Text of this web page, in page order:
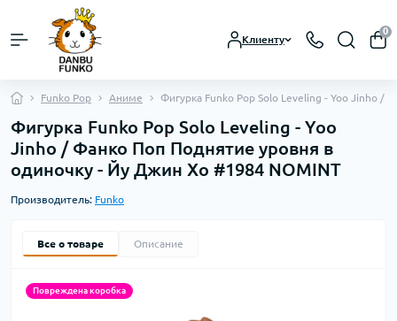
Клиенту
0
Funko Pop Аниме Фигурка Funko Pop Solo Leveling - Yoo Jinho
Фигурка Funko Pop Solo Leveling - Yoo
Jinho / Фанко Поп Поднятие уровня в
одиночку - Йу Джин Хо #1984 NOMINT
Производитель: Funko
Все о товаре Описание
Повреждена коробка